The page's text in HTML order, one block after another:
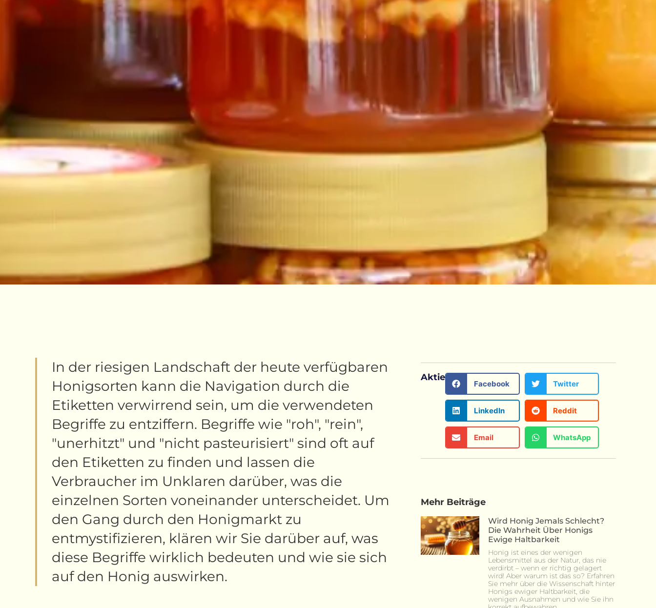
In der riesigen Landschaft der heute verfügbaren
Honigsorten kann die Navigation durch die
Etiketten verwirrend sein, um die verwendeten
Begriffe zu entziffern. Begriffe wie "roh", "rein",
"unerhitzt" und "nicht pasteurisiert" sind oft auf
den Etiketten zu finden und lassen die
Verbraucher im Unklaren darüber, was die
einzelnen Sorten voneinander unterscheidet. Um
den Gang durch den Honigmarkt zu
entmystifizieren, klären wir Sie darüber auf, was
diese Begriffe wirklich bedeuten und wie sie sich
auf den Honig auswirken.
Aktie
Facebook Twitter
LinkedIn Reddit
Email WhatsApp
Mehr Beiträge
Wird Honig Jemals Schlecht?
Die Wahrheit Über Honigs
Ewige Haltbarkeit
Honig ist eines der wenigen
Lebensmittel aus der Natur, das nie
verdirbt – wenn er richtig gelagert
wird! Aber warum ist das so? Erfahren
Sie mehr über die Wissenschaft hinter
Honigs ewiger Haltbarkeit, die
wenigen Ausnahmen und wie Sie ihn